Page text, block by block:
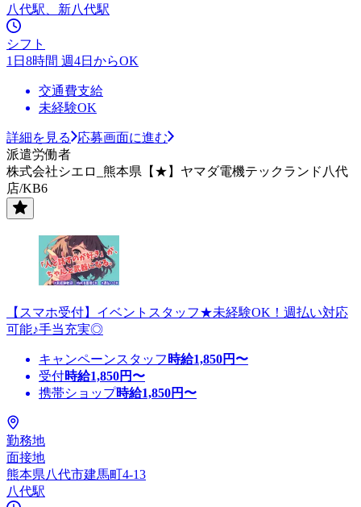
八代駅、新八代駅
シフト
1日8時間 週4日からOK
交通費支給
未経験OK
詳細を見る
応募画面に進む
派遣労働者
株式会社シエロ_熊本県【★】ヤマダ電機テックランド八代
店/KB6
【スマホ受付】イベントスタッフ★未経験OK！週払い対応
可能♪手当充実◎
キャンペーンスタッフ 時給1,850円〜
受付時給1,850円〜
携帯ショップ時給1,850円〜
勤務地
面接地
熊本県八代市建馬町4-13
八代駅